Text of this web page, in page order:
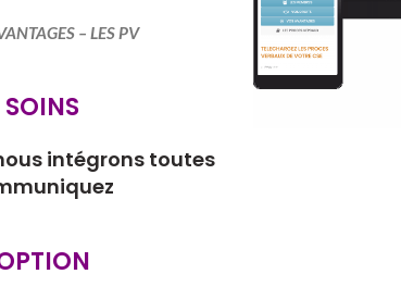
– LES PV
intégrons toutes